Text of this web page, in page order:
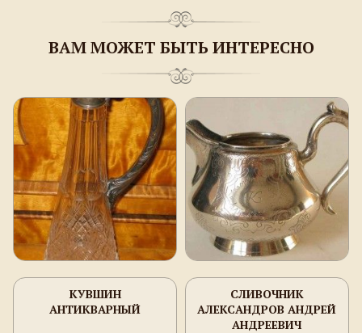
ВАМ МОЖЕТ БЫТЬ ИНТЕРЕСНО
КУВШИН
АНТИКВАРНЫЙ
СЛИВОЧНИК
АЛЕКСАНДРОВ АНДРЕЙ
АНДРЕЕВИЧ